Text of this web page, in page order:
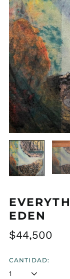
EDEN
Precio
$44,500
CANTIDAD: